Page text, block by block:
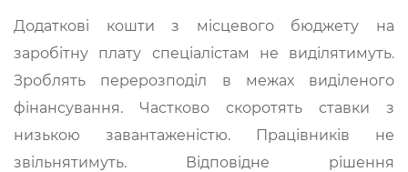
Додаткові кошти з місцевого бюджету на
заробітну плату спеціалістам не виділятимуть.
Зроблять перерозподіл в межах виділеного
фінансування. Частково скоротять ставки з
низькою завантаженістю. Працівників не
звільнятимуть. Відповідне рішення